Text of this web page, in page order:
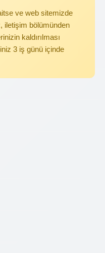
ve web sitemizde
iletişim bölümünden
kaldırılması
3 iş günü içinde